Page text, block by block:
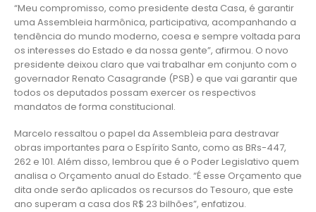
“Meu compromisso, como presidente desta Casa, é garantir
uma Assembleia harmônica, participativa, acompanhando a
tendência do mundo moderno, coesa e sempre voltada para
os interesses do Estado e da nossa gente”, afirmou. O novo
presidente deixou claro que vai trabalhar em conjunto com o
governador Renato Casagrande (PSB) e que vai garantir que
todos os deputados possam exercer os respectivos
mandatos de forma constitucional.
Marcelo ressaltou o papel da Assembleia para destravar
obras importantes para o Espírito Santo, como as BRs-447,
262 e 101. Além disso, lembrou que é o Poder Legislativo quem
analisa o Orçamento anual do Estado. “É esse Orçamento que
dita onde serão aplicados os recursos do Tesouro, que este
ano superam a casa dos R$ 23 bilhões”, enfatizou.